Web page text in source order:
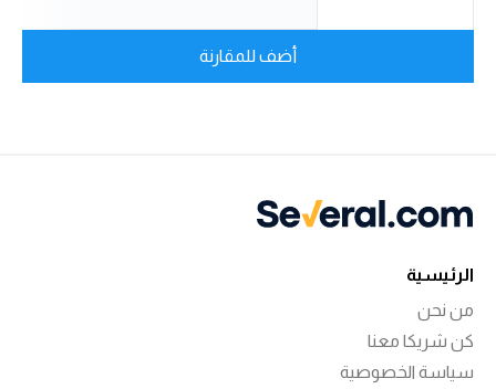
أضف للمقارنة
الرئيسية
من نحن
كن شريكا معنا
سياسة الخصوصية